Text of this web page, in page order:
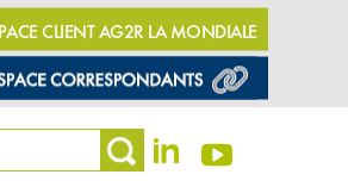
CLIENT AG2R LA MONDIALE